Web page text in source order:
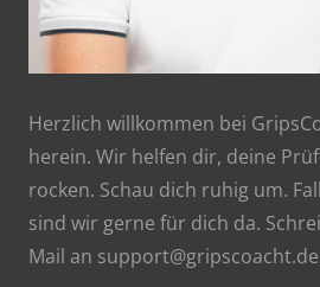
Herzlich willkommen bei
herein. Wir helfen dir, deine
rocken. Schau dich ruhig um.
sind wir gerne für dich da.
Mail an